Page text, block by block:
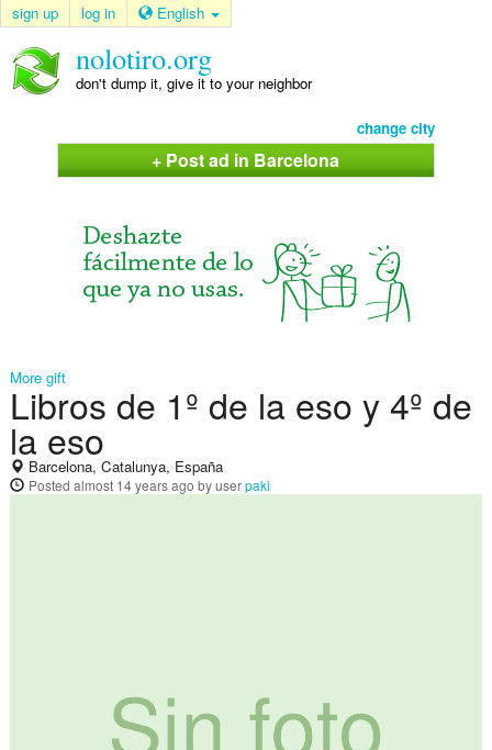
sign up log in English
nolotiro.org
don't dump it, give it to your neighbor
change city
+ Post ad in Barcelona
More gift
Libros de 1º de la eso y 4º de
la eso
Barcelona, Catalunya, España
Posted almost 14 years ago by userpaki